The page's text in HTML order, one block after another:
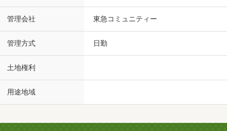
管理会社 東急コミュニティー
管理方式 日勤
土地権利
用途地域